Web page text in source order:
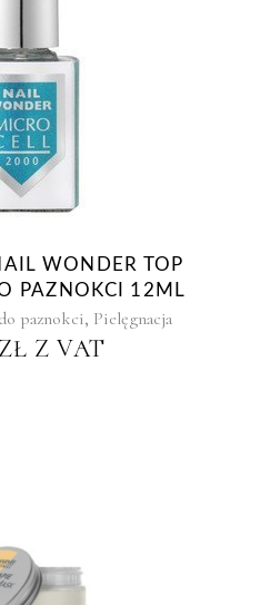
WONDER TOP
PAZNOKCI 12ML
paznokci, Pielęgnacja
ZŁ Z VAT